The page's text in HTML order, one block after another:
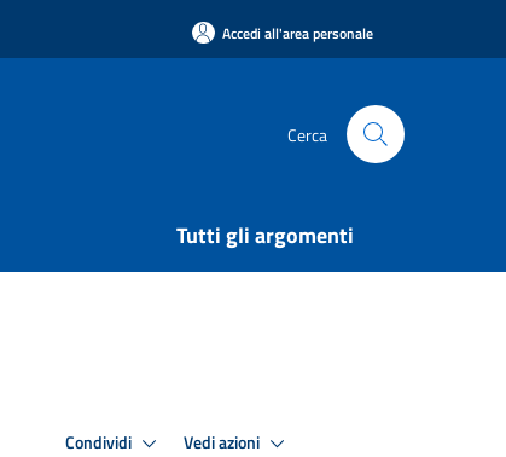
Accedi all'area personale
Cerca
Tutti gli argomenti
Condividi Vedi azioni